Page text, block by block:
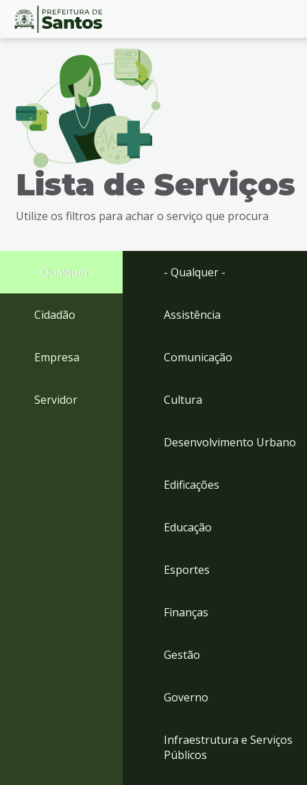
Ir
busca
Ir
rodapé
Conteúdo
Lista de Serviços
Utilize os filtros para achar o serviço que procura
- Qualquer -
Cidadão
Empresa
Servidor
- Qualquer -
Assistência
Comunicação
Cultura
Desenvolvimento Urbano
Edificações
Educação
Esportes
Finanças
Gestão
Governo
Infraestrutura e Serviços
Públicos